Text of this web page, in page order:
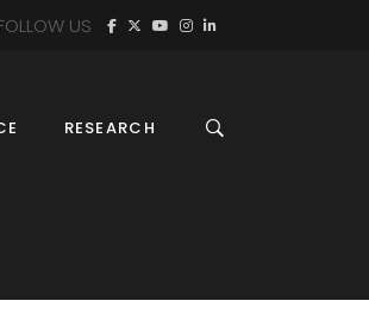
US
RESEARCH